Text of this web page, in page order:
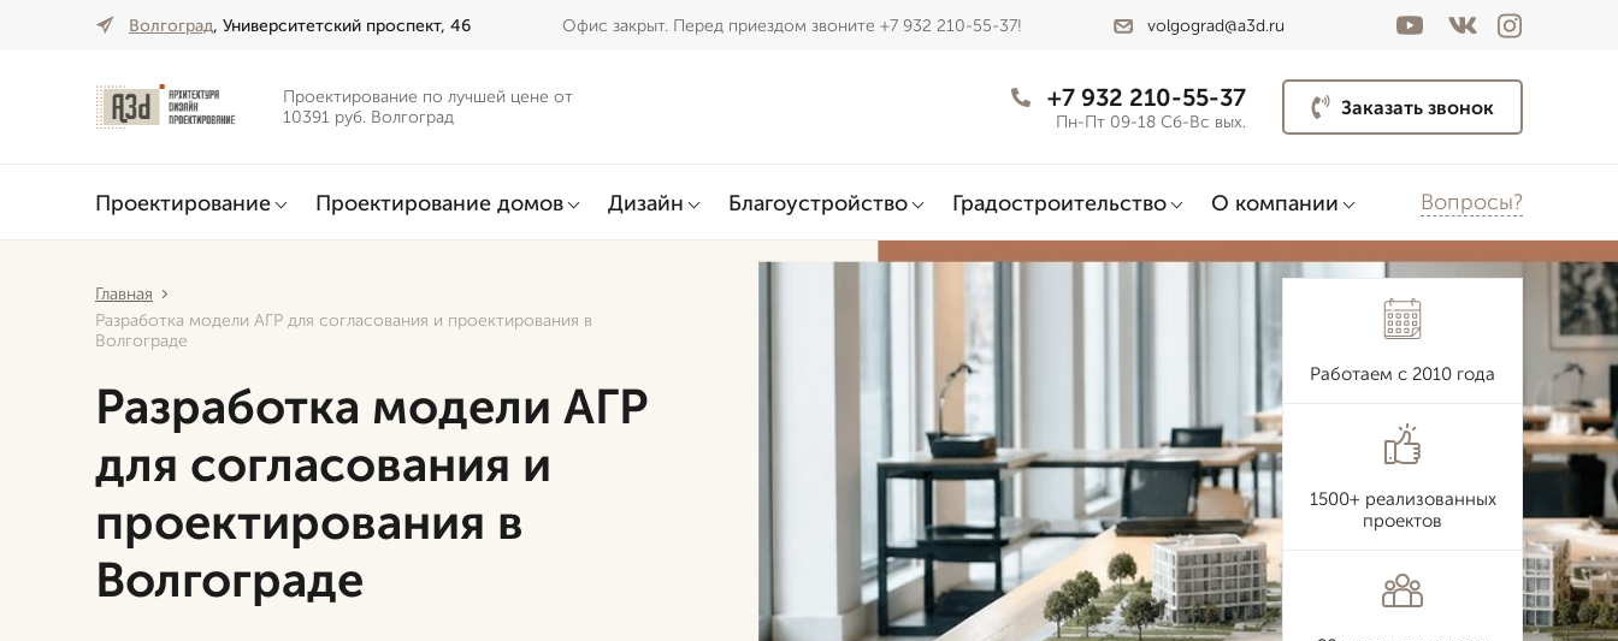
Волгоград, Университетский проспект, 46 Офис закрыт. Перед приездом звоните +7 932 210-55-37! volgograd@a3d.ru
Проектирование по лучшей цене от
10391 руб. Волгоград
+7 932 210-55-37
Пн-Пт 09-18 Сб-Вс вых.
Заказать звонок
Проектирование Проектирование домов Дизайн Благоустройство Градостроительство О компании Вопросы?
Главная
Разработка модели АГР для согласования и проектирования в
Волгограде
Разработка модели АГР
для согласования и
проектирования в
Волгограде
Работаем с 2010 года
1500+ реализованных
проектов